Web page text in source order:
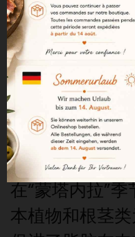
猪群在德埃萨
由生长，每头
间。这片由橡
环境，为放牧式
间，同时充分
纯天然饲养
在“蒙塔内拉”
本植物和根茎